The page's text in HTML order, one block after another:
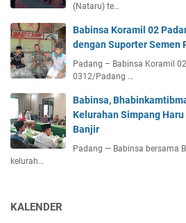
(Nataru) te…
Babinsa Koramil 02
dengan Suporter Semen
Padang – Babinsa Koramil
0312/Padang …
Babinsa,
Kelurahan Simpang
Banjir
Padang — Babinsa bersama
kelurah…
KALENDER